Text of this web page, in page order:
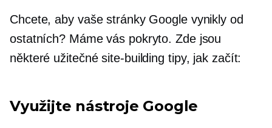
Chcete, aby vaše stránky Google vynikly od
ostatních? Máme vás pokryto. Zde jsou
některé užitečnésite-building tipy, jak začít:
Využijte nástroje Google